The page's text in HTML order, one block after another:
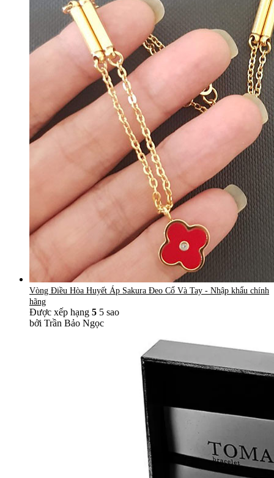
Vòng Điều Hòa Huyết Áp Sakura Đeo Cổ Và Tay - Nhập khẩu chính
hãng
Được xếp hạng 5 5 sao
bởi Trần Bảo Ngọc